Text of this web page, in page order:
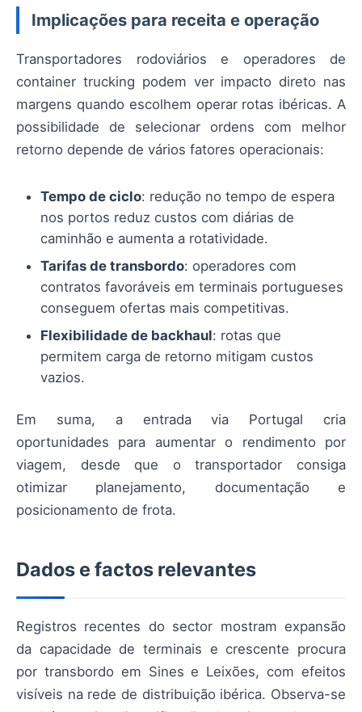
Implicações para receita e operação
Transportadores rodoviários e operadores de
container trucking podem ver impacto direto nas
margens quando escolhem operar rotas ibéricas. A
possibilidade de selecionar ordens com melhor
retorno depende de vários fatores operacionais:
Tempo de ciclo: redução no tempo de espera
nos portos reduz custos com diárias de
caminhão e aumenta a rotatividade.
Tarifas de transbordo: operadores com
contratos favoráveis em terminais portugueses
conseguem ofertas mais competitivas.
Flexibilidade de backhaul: rotas que
permitem carga de retorno mitigam custos
vazios.
Em suma, a entrada via Portugal cria
oportunidades para aumentar o rendimento por
viagem, desde que o transportador consiga
otimizar planejamento, documentação e
posicionamento de frota.
Dados e factos relevantes
Registros recentes do sector mostram expansão
da capacidade de terminais e crescente procura
por transbordo em Sines e Leixões, com efeitos
visíveis na rede de distribuição ibérica. Observa-se